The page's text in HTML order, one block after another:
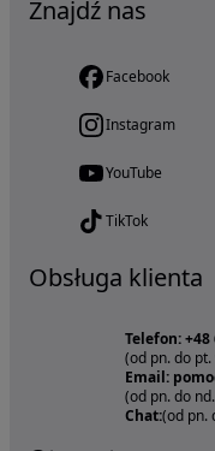
Znajdź nas
Facebook
Instagram
YouTube
TikTok
Obsługa klienta
Telefon: +48
(od pn. do
Email:
(od pn. do
Chat:(od pn.